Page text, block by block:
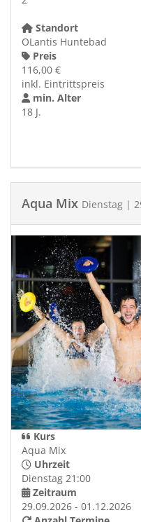
Standort
OLantis Huntebad
Preis
116,00 €
inkl. Eintrittspreis
min. Alter
18 J.
Aqua Mix Dienstag |
Kurs
Aqua Mix
Uhrzeit
Dienstag 21:00
Zeitraum
29.09.2026 - 01.12.2026